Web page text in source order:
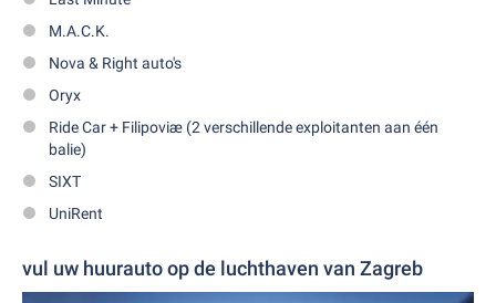
M.A.C.K.
Nova & Right auto's
Oryx
Ride Car + Filipoviæ (2 verschillende exploitanten aan één
balie)
SIXT
UniRent
vul uw huurauto op de luchthaven van Zagreb